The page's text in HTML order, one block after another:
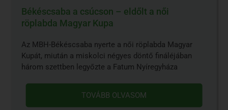
Békéscsaba a csúcson – eldőlt a női
röplabda Magyar Kupa
Az MBH-Békéscsaba nyerte a női röplabda Magyar
Kupát, miután a miskolci négyes döntő fináléjában
három szettben legyőzte a Fatum Nyíregyháza
TOVÁBB OLVASOM